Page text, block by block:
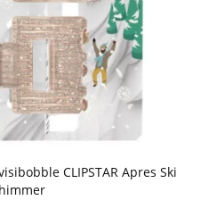
CLIPSTAR Apres Ski